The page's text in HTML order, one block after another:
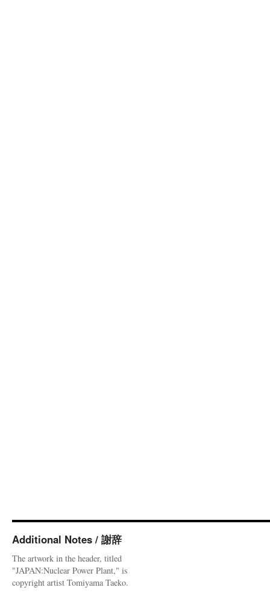
Additional Notes / 謝辞
The artwork in the header, titled
"JAPAN:Nuclear Power Plant," is
copyright artist Tomiyama Taeko.